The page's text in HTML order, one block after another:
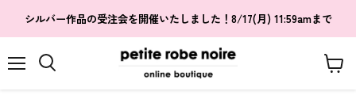
シルバー作品の受注会を開催いたしました！8/17(月) 11:59amまで